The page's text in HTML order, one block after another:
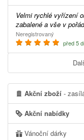
Velmi rychlé vyřízení objednávky a dodání zboží. pečlivě
zabalené a vše v
Neregistrovaný
před 5
Akční zboží -
Akční nabídky
Vánoční dárky